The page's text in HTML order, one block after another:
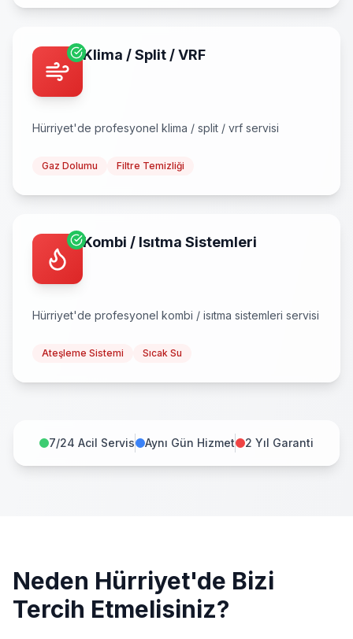
Klima / Split / VRF
Hürriyet'de profesyonel klima / split / vrf servisi
Gaz Dolumu Filtre Temizliği
Kombi / Isıtma Sistemleri
Hürriyet'de profesyonel kombi / isıtma sistemleri servisi
Ateşleme Sistemi Sıcak Su
7/24 Acil Servis Aynı Gün Hizmet 2 Yıl Garanti
Neden Hürriyet'de Bizi
Tercih Etmelisiniz?